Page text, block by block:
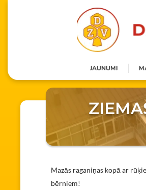
JAUNUMI
Mazās raganiņas kopā ar
bērniem!